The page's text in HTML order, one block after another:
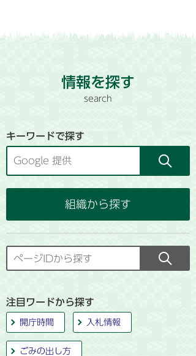
情報を探す
キーワードで探す
組織から探す
注目ワードから探す
開庁時間 入札情報
ごみの出し方